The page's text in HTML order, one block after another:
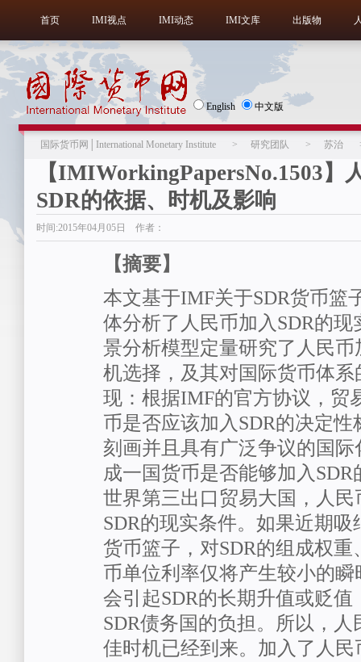
首页 IMI视点 IMI动态 IMI文库 出版物
English 中文版
国际货币网│International Monetary Institute > 研究团队 > 苏治
【IMIWorkingPapersNo.1503】
SDR的依据、时机及影响
时间:2015年04月05日 作者：
【摘要】
本文基于IMF关于SDR货币篮
体分析了人民币加入SDR的
景分析模型定量研究了人民币
机选择，及其对国际货币体
现：根据IMF的官方协议，贸
币是否应该加入SDR的决定
刻画并且具有广泛争议的国
成一国货币是否能够加入
世界第三出口贸易大国，人
SDR的现实条件。如果近期吸
货币篮子，对SDR的组成权
币单位利率仅将产生较小的
会引起SDR的长期升值或贬
SDR债务国的负担。所以，人
佳时机已经到来。加入了人民